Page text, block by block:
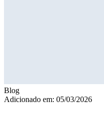
Blog
Adicionado em: 05/03/2026